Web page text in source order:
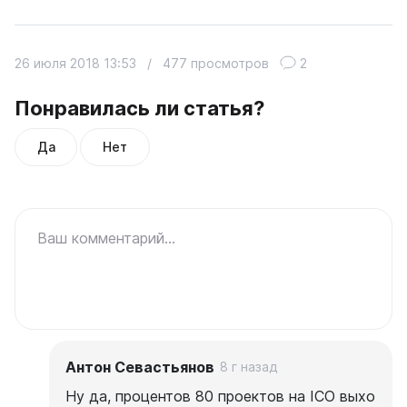
Понравилась ли статья?
Да Нет
26 июля 2018 13:53 / 477 просмотров 2
Ваш комментарий...
Антон Севастьянов 8 г назад
Ну да, процентов 80 проектов на ICO выхо